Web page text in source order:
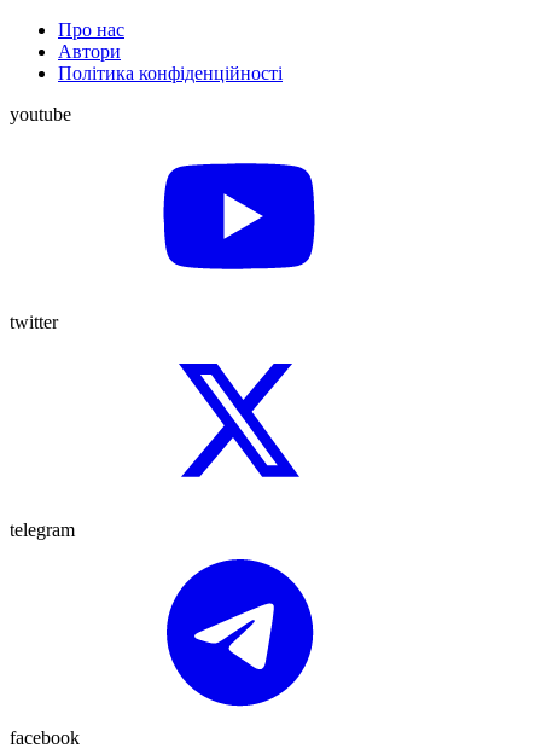
Про нас
Автори
Політика конфіденційності
youtube
twitter
telegram
facebook